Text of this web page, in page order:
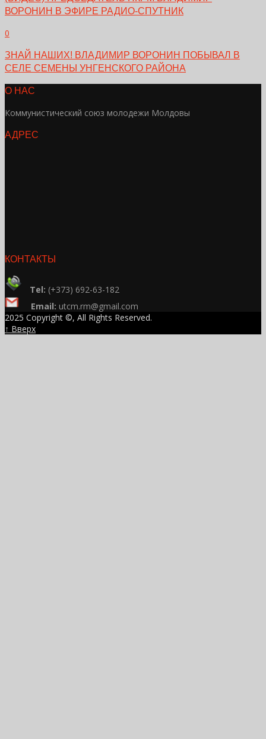
ВОРОНИН В ЭФИРЕ РАДИО-СПУТНИК
0
ЗНАЙ НАШИХ! ВЛАДИМИР ВОРОНИН ПОБЫВАЛ В
СЕЛЕ СЕМЕНЫ УНГЕНСКОГО РАЙОНА
О НАС
Коммунистический союз молодежи Молдовы
АДРЕС
КОНТАКТЫ
Tel: (+373) 692-63-182
Email: utcm.rm@gmail.com
2025 Copyright ©, All Rights Reserved.
↑ Вверх